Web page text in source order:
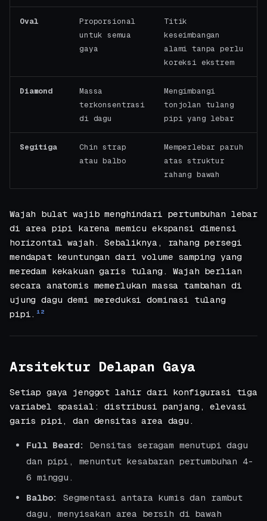
Oval
Proporsional
untuk semua
gaya
Titik
keseimbangan
alami tanpa perlu
koreksi ekstrem
Diamond
Massa
terkonsentrasi
di dagu
Mengimbangi
tonjolan tulang
pipi yang lebar
Segitiga
Chin strap
atau balbo
Memperlebar paruh
atas struktur
rahang bawah
Wajah bulat wajib menghindari pertumbuhan lebar
di area pipi karena memicu ekspansi dimensi
horizontal wajah. Sebaliknya, rahang persegi
mendapat keuntungan dari volume samping yang
meredam kekakuan garis tulang. Wajah berlian
secara anatomis memerlukan massa tambahan di
ujung dagu demi mereduksi dominasi tulang
pipi. 12
Arsitektur Delapan Gaya
Setiap gaya jenggot lahir dari konfigurasi tiga
variabel spasial: distribusi panjang, elevasi
garis pipi, dan densitas area dagu.
Full Beard:
Densitas seragam menutupi dagu
dan pipi, menuntut kesabaran pertumbuhan 4-
6 minggu.
Balbo:
Segmentasi antara kumis dan rambut
dagu, menyisakan area bersih di bawah